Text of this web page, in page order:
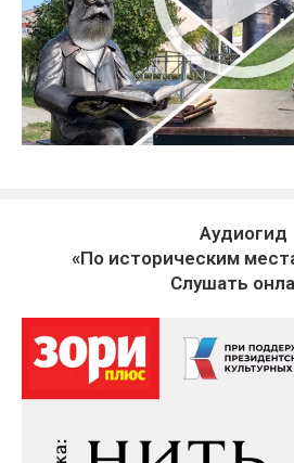
Аудиогид
«По историческим
Слушать